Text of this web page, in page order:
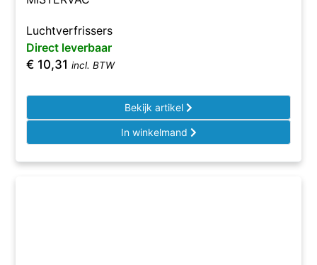
Luchtverfrissers
Direct leverbaar
€ 10,31 incl. BTW
Bekijk artikel
In winkelmand